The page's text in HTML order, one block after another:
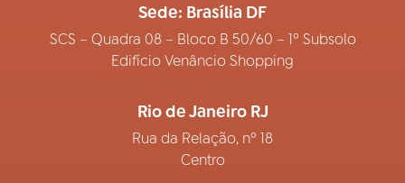
Sede: Brasília DF
SCS – Quadra 08 – Bloco B 50/60 – 1º Subsolo
Edifício Venâncio Shopping
Rio de Janeiro RJ
Rua da Relação, nº 18
Centro